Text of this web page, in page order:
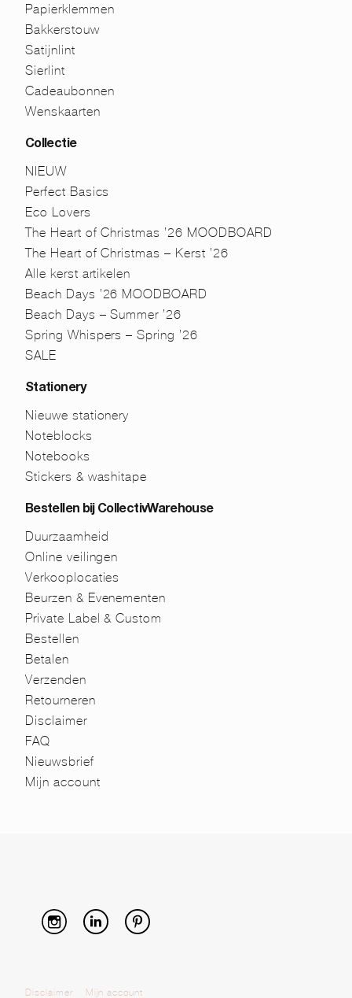
Papierklemmen
Bakkerstouw
Satijnlint
Sierlint
Cadeaubonnen
Wenskaarten
Collectie
NIEUW
Perfect Basics
Eco Lovers
The Heart of Christmas ’26 MOODBOARD
The Heart of Christmas – Kerst ’26
Alle kerst artikelen
Beach Days ’26 MOODBOARD
Beach Days – Summer ’26
Spring Whispers – Spring ’26
SALE
Stationery
Nieuwe stationery
Noteblocks
Notebooks
Stickers & washitape
Bestellen bij CollectivWarehouse
Duurzaamheid
Online veilingen
Verkooplocaties
Beurzen & Evenementen
Private Label & Custom
Bestellen
Betalen
Verzenden
Retourneren
Disclaimer
FAQ
Nieuwsbrief
Mijn account
Disclaimer Mijn account